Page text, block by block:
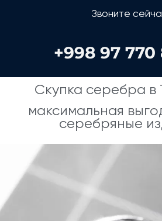
Звоните
+998 97 770
Скупка серебра в
максимальная
серебряные